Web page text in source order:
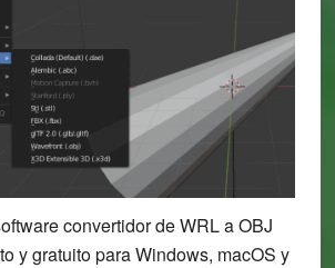
convertidor de WRL a OBJ
y gratuito para Windows, macOS y